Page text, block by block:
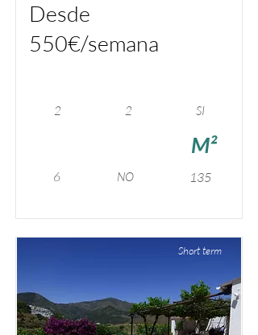
Desde
550€/semana
2
6
2
NO
SI
M²
135
Short term